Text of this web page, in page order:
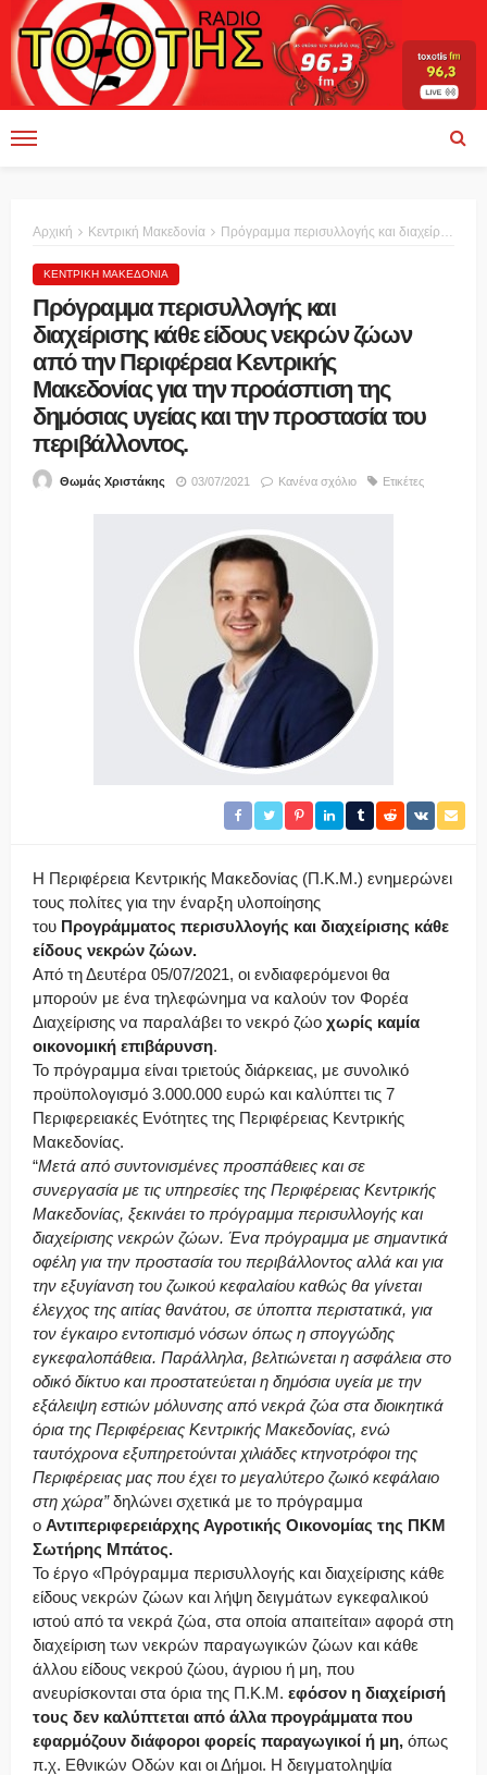
Αρχική Κεντρική Μακεδονία Πρόγραμμα περισυλλογής και διαχείρισης κάθε είδους νεκρών ζώων από την Περιφέρεια Κεντρικής Μακεδονίας για την προάσπιση της δημόσιας υγείας και την προστασία του περιβάλλοντος.
ΚΕΝΤΡΙΚΉ ΜΑΚΕΔΟΝΊΑ
Πρόγραμμα περισυλλογής και
διαχείρισης κάθε είδους νεκρών ζώων
από την Περιφέρεια Κεντρικής
Μακεδονίας για την προάσπιση της
δημόσιας υγείας και την προστασία του
περιβάλλοντος.
Θωμάς Χριστάκης 03/07/2021 Κανένα σχόλιο Ετικέτες
Η Περιφέρεια Κεντρικής Μακεδονίας (Π.Κ.Μ.) ενημερώνει
τους πολίτες για την έναρξη υλοποίησης
του Προγράμματος περισυλλογής και διαχείρισης κάθε
είδους νεκρών ζώων.
Από τη Δευτέρα 05/07/2021, οι ενδιαφερόμενοι θα
μπορούν με ένα τηλεφώνημα να καλούν τον Φορέα
Διαχείρισης να παραλάβει το νεκρό ζώο χωρίς καμία
οικονομική επιβάρυνση.
Το πρόγραμμα είναι τριετούς διάρκειας, με συνολικό
προϋπολογισμό 3.000.000 ευρώ και καλύπτει τις 7
Περιφερειακές Ενότητες της Περιφέρειας Κεντρικής
Μακεδονίας.
“Μετά από συντονισμένες προσπάθειες και σε
συνεργασία με τις υπηρεσίες της Περιφέρειας Κεντρικής
Μακεδονίας, ξεκινάει το πρόγραμμα περισυλλογής και
διαχείρισης νεκρών ζώων. Ένα πρόγραμμα με σημαντικά
οφέλη για την προστασία του περιβάλλοντος αλλά και για
την εξυγίανση του ζωικού κεφαλαίου καθώς θα γίνεται
έλεγχος της αιτίας θανάτου, σε ύποπτα περιστατικά, για
τον έγκαιρο εντοπισμό νόσων όπως η σπογγώδης
εγκεφαλοπάθεια. Παράλληλα, βελτιώνεται η ασφάλεια στο
οδικό δίκτυο και προστατεύεται η δημόσια υγεία με την
εξάλειψη εστιών μόλυνσης από νεκρά ζώα στα διοικητικά
όρια της Περιφέρειας Κεντρικής Μακεδονίας, ενώ
ταυτόχρονα εξυπηρετούνται χιλιάδες κτηνοτρόφοι της
Περιφέρειας μας που έχει το μεγαλύτερο ζωικό κεφάλαιο
στη χώρα”δηλώνει σχετικά με το πρόγραμμα
ο Αντιπεριφερειάρχης Αγροτικής Οικονομίας της ΠΚΜ
Σωτήρης Μπάτος.
Το έργο «Πρόγραμμα περισυλλογής και διαχείρισης κάθε
είδους νεκρών ζώων και λήψη δειγμάτων εγκεφαλικού
ιστού από τα νεκρά ζώα, στα οποία απαιτείται» αφορά στη
διαχείριση των νεκρών παραγωγικών ζώων και κάθε
άλλου είδους νεκρού ζώου, άγριου ή μη, που
ανευρίσκονται στα όρια της Π.Κ.Μ. εφόσον η διαχείρισή
τους δεν καλύπτεται από άλλα προγράμματα που
εφαρμόζουν διάφοροι φορείς παραγωγικοί ή μη, όπως
π.χ. Εθνικών Οδών και οι Δήμοι. Η δειγματοληψία